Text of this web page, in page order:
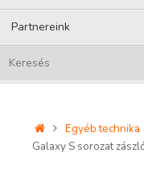
Partnereink
HomeEgyéb technika
Galaxy S sorozat